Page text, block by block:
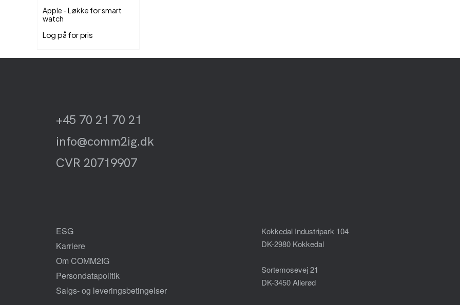
Apple - Løkke for smart
watch
Log på for pris
+45 70 21 70 21
info@comm2ig.dk
CVR 20719907
ESG
Karriere
Om COMM2IG
Persondatapolitik
Salgs- og leveringsbetingelser
Kokkedal Industripark 104
DK-2980 Kokkedal
Sortemosevej 21
DK-3450 Allerød